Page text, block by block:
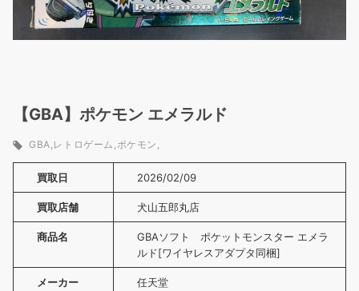
【GBA】ポケモン エメラルド
GBA レトロゲーム ポケモン
買取日 2026/02/09
買取店舗 犬山五郎丸店
商品名
GBAソフト ポケットモンスター エメラ
ルド[ワイヤレスアダプタ同梱]
メーカー 任天堂